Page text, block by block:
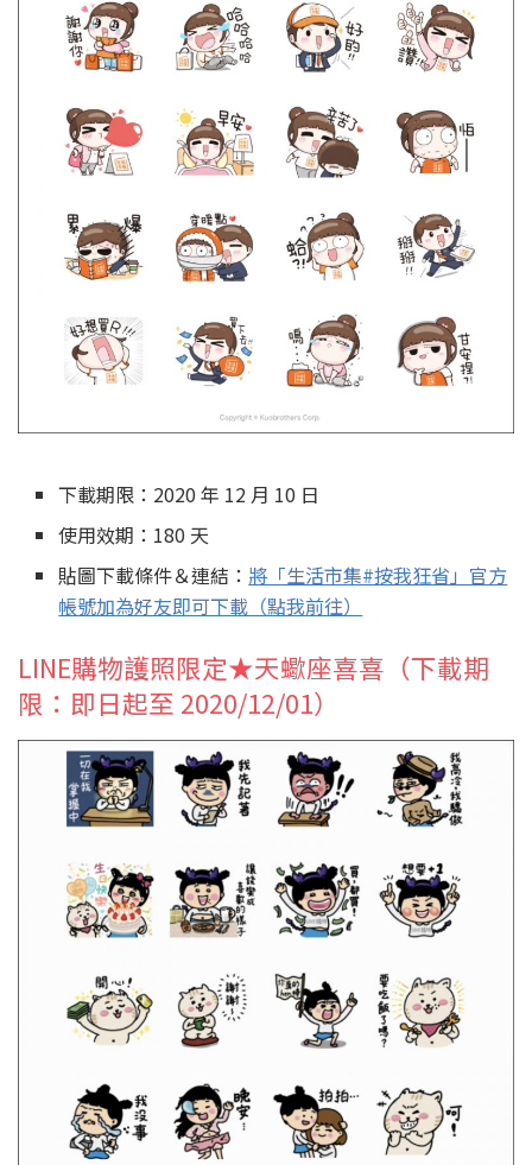
下載期限：2020 年 12 月 10 日
使用效期：180 天
貼圖下載條件＆連結： 將「生活市集#按我狂省」官方
帳號加為好友即可下載（點我前往）
LINE購物護照限定★天蠍座喜喜（下載期
限：即日起至 2020/12/01）